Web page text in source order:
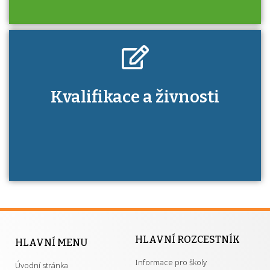
Kdo je to autorizovaná osoba a jaké výhody
má získání autorizace?
Kvalifikace a živnosti
HLAVNÍ MENU
Úvodní stránka
HLAVNÍ ROZCESTNÍK
Informace pro školy